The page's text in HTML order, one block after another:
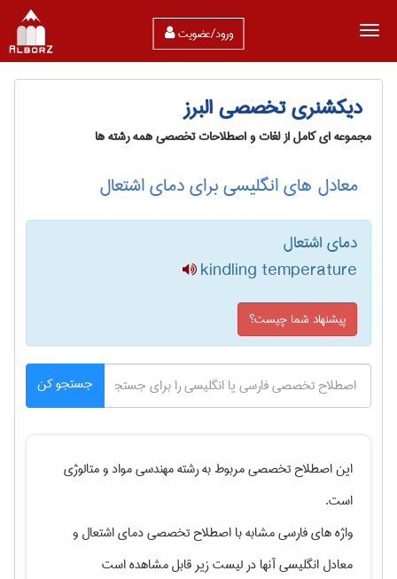
ورود/عضویت
دیکشنری تخصصی البرز
مجموعه ای کامل از لغات و اصطلاحات تخصصی همه رشته ها
معادل های انگلیسی برای دمای اشتعال
دمای اشتعال
kindling temperature
پیشنهاد شما چیست؟
جستجو کن
این اصطلاح تخصصی مربوط به رشتهمهندسی مواد و متالوژی
است.
واژه های فارسی مشابه با اصطلاح تخصصیدمای اشتعالو
معادل انگلیسی آنها در لیست زیر قابل مشاهده است